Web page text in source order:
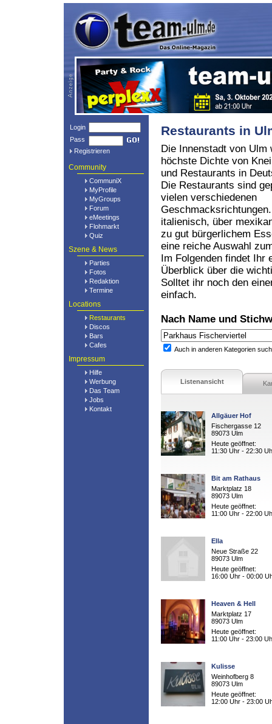
Login
Pass
Registrieren
Community
CommuniX
MyProfile
MyGroups
Forum
eMeetings
Flohmarkt
Quiz
Szene & News
Parties
Fotos
Redaktion
Termine
Locations
Restaurants
Discos
Bars
Cafes
Impressum
Hilfe
Werbung
Das Team
Jobs
Kontakt
Restaurants in
Die Innenstadt von Ulm
höchste Dichte von
und Restaurants in
Die Restaurants sind
vielen verschiedenen
italienisch, über
zu gut bürgerlichem
eine reiche Auswahl
Im Folgenden findet Ihr
Überblick über die
Solltet ihr noch den
einfach.
Nach Name und
Auch in anderen Kategorien
Listenansicht
Allgäuer Hof
Fischergasse 12
89073 Ulm
Heute geöffnet:
11:30 Uhr - 22:30
Bit am Rathaus
Marktplatz 18
89073 Ulm
Heute geöffnet:
11:00 Uhr - 22:00
Ella
Neue Straße 22
89073 Ulm
Heute geöffnet:
16:00 Uhr - 00:00
Heaven & Hell
Marktplatz 17
89073 Ulm
Heute geöffnet:
11:00 Uhr - 23:00
Kulisse
Weinhofberg 8
89073 Ulm
Heute geöffnet:
12:00 Uhr - 23:00